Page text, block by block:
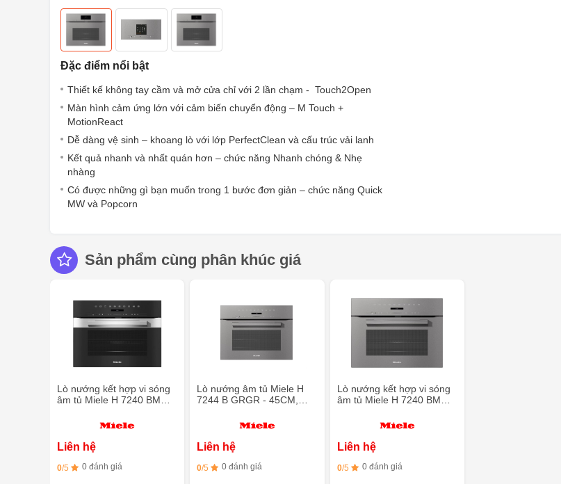
Đặc điểm nổi bật
Thiết kế không tay cầm và mở cửa chỉ với 2 lần chạm - Touch2Open
Màn hình cảm ứng lớn với cảm biến chuyển động – M Touch +
MotionReact
Dễ dàng vệ sinh – khoang lò với lớp PerfectClean và cấu trúc vải lanh
Kết quả nhanh và nhất quán hơn – chức năng Nhanh chóng & Nhẹ
nhàng
Có được những gì bạn muốn trong 1 bước đơn giản – chức năng Quick
MW và Popcorn
Sản phẩm cùng phân khúc giá
Lò nướng kết hợp vi sóng
âm tủ Miele H 7240 BM
PerfectClean
Liên hệ
0/5 0 đánh giá
Lò nướng âm tủ Miele H
7244 B GRGR - 45CM,
Liên hệ
0/5 0 đánh giá
Lò nướng kết hợp vi sóng
âm tủ Miele H 7240 BM
PerfectClean
Liên hệ
0/5 0 đánh giá